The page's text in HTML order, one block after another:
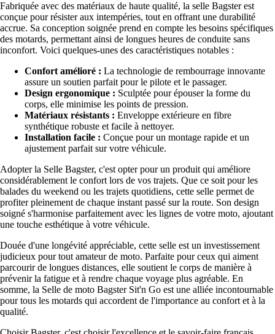
Fabriquée avec des matériaux de haute qualité, la selle Bagster est
conçue pour résister aux intempéries, tout en offrant une durabilité
accrue. Sa conception soignée prend en compte les besoins spécifiques
des motards, permettant ainsi de longues heures de conduite sans
inconfort. Voici quelques-unes des caractéristiques notables :
Confort amélioré : La technologie de rembourrage innovante
assure un soutien parfait pour le pilote et le passager.
Design ergonomique : Sculptée pour épouser la forme du
corps, elle minimise les points de pression.
Matériaux résistants : Enveloppe extérieure en fibre
synthétique robuste et facile à nettoyer.
Installation facile : Conçue pour un montage rapide et un
ajustement parfait sur votre véhicule.
Adopter la Selle Bagster, c'est opter pour un produit qui améliore
considérablement le confort lors de vos trajets. Que ce soit pour les
balades du weekend ou les trajets quotidiens, cette selle permet de
profiter pleinement de chaque instant passé sur la route. Son design
soigné s'harmonise parfaitement avec les lignes de votre moto, ajoutant
une touche esthétique à votre véhicule.
Douée d'une longévité appréciable, cette selle est un investissement
judicieux pour tout amateur de moto. Parfaite pour ceux qui aiment
parcourir de longues distances, elle soutient le corps de manière à
prévenir la fatigue et à rendre chaque voyage plus agréable. En
somme, la Selle de moto Bagster Sit'n Go est une alliée incontournable
pour tous les motards qui accordent de l'importance au confort et à la
qualité.